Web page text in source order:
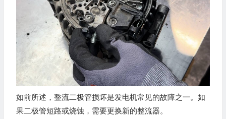
如前所述，整流二极管损坏是发电机常见的故障之一。如
果二极管短路或烧蚀，需要更换新的整流器。